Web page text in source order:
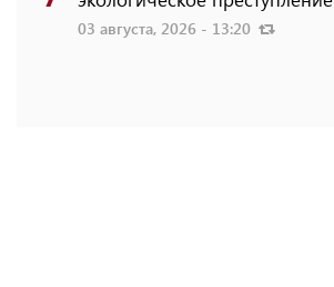
03 августа, 2026 - 13:20